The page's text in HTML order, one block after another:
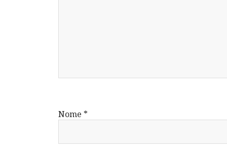
Nome *